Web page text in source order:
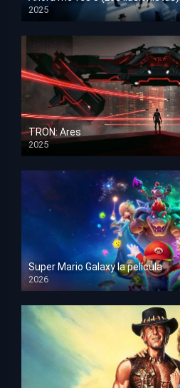
2025
HD 1080p
TRON: Ares
2025
HD 1080p
Super Mario Galaxy la película
2026
HD 1080p